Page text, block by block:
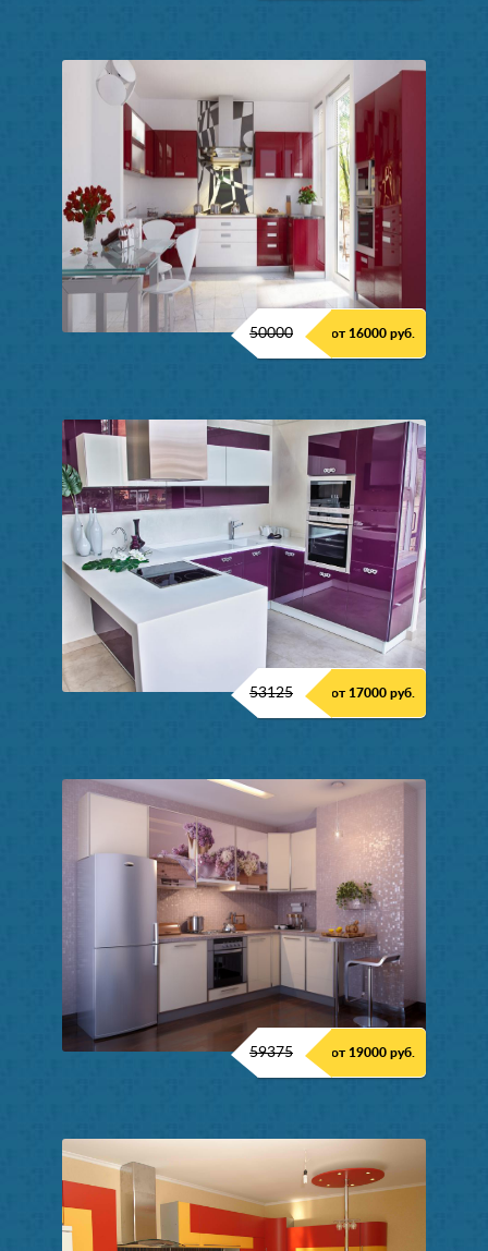
50000 от 16000 руб.
53125 от 17000 руб.
59375 от 19000 руб.